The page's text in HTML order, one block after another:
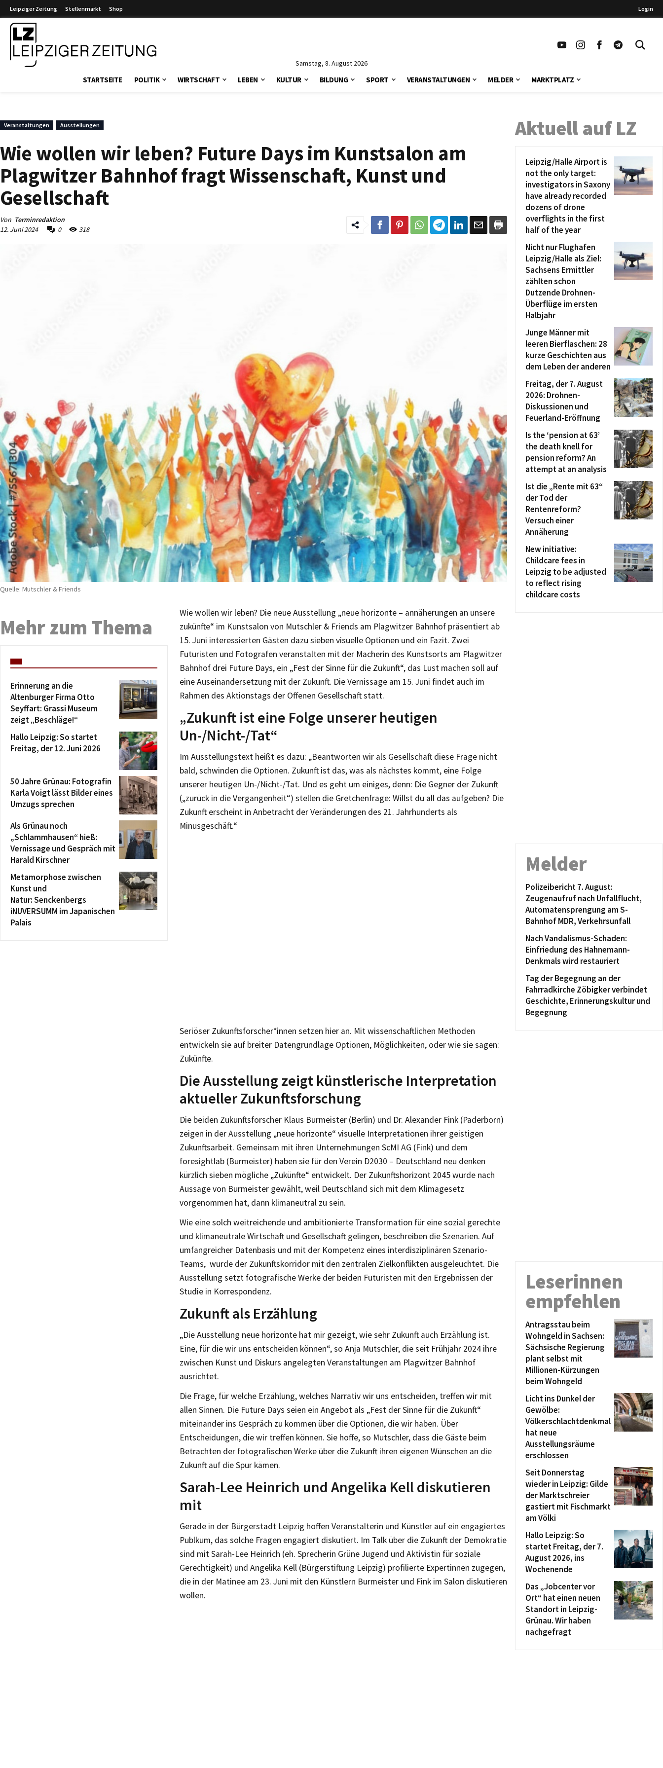
Leipziger Zeitung Stellenmarkt Shop Login
Samstag, 8. August 2026
STARTSEITE POLITIK WIRTSCHAFT LEBEN KULTUR BILDUNG SPORT VERANSTALTUNGEN MELDER MARKTPLATZ
Veranstaltungen Ausstellungen
Wie wollen wir leben? Future Days im Kunstsalon am
Plagwitzer Bahnhof fragt Wissenschaft, Kunst und
Gesellschaft
Von Terminredaktion
12. Juni 2024
0 318
Quelle: Mutschler & Friends
Wie wollen wir leben? Die neue Ausstellung „neue horizonte – annäherungen an unsere
zukünfte“ im Kunstsalon von Mutschler & Friends am Plagwitzer Bahnhof präsentiert ab
15. Juni interessierten Gästen dazu sieben visuelle Optionen und ein Fazit. Zwei
Futuristen und Fotografen veranstalten mit der Macherin des Kunstsorts am Plagwitzer
Bahnhof drei Future Days, ein „Fest der Sinne für die Zukunft“, das Lust machen soll auf
eine Auseinandersetzung mit der Zukunft. Die Vernissage am 15. Juni findet auch im
Rahmen des Aktionstags der Offenen Gesellschaft statt.
„Zukunft ist eine Folge unserer heutigen
Un-/Nicht-/Tat“
Im Ausstellungstext heißt es dazu: „Beantworten wir als Gesellschaft diese Frage nicht
bald, schwinden die Optionen. Zukunft ist das, was als nächstes kommt, eine Folge
unserer heutigen Un-/Nicht-/Tat. Und es geht um einiges, denn: Die Gegner der Zukunft
(„zurück in die Vergangenheit“) stellen die Gretchenfrage: Willst du all das aufgeben? Die
Zukunft erscheint in Anbetracht der Veränderungen des 21. Jahrhunderts als
Minusgeschäft.“
Seriöser Zukunftsforscher*innen setzen hier an. Mit wissenschaftlichen Methoden
entwickeln sie auf breiter Datengrundlage Optionen, Möglichkeiten, oder wie sie sagen:
Zukünfte.
Die Ausstellung zeigt künstlerische Interpretation
aktueller Zukunftsforschung
Die beiden Zukunftsforscher Klaus Burmeister (Berlin) und Dr. Alexander Fink (Paderborn)
zeigen in der Ausstellung „neue horizonte“ visuelle Interpretationen ihrer geistigen
Zukunftsarbeit. Gemeinsam mit ihren Unternehmungen ScMI AG (Fink) und dem
foresightlab (Burmeister) haben sie für den Verein D2030 – Deutschland neu denken
kürzlich sieben mögliche „Zukünfte“ entwickelt. Der Zukunftshorizont 2045 wurde nach
Aussage von Burmeister gewählt, weil Deutschland sich mit dem Klimagesetz
vorgenommen hat, dann klimaneutral zu sein.
Wie eine solch weitreichende und ambitionierte Transformation für eine sozial gerechte
und klimaneutrale Wirtschaft und Gesellschaft gelingen, beschreiben die Szenarien. Auf
umfangreicher Datenbasis und mit der Kompetenz eines interdisziplinären Szenario-
Teams, wurde der Zukunftskorridor mit den zentralen Zielkonflikten ausgeleuchtet. Die
Ausstellung setzt fotografische Werke der beiden Futuristen mit den Ergebnissen der
Studie in Korrespondenz.
Zukunft als Erzählung
„Die Ausstellung neue horizonte hat mir gezeigt, wie sehr Zukunft auch Erzählung ist.
Eine, für die wir uns entscheiden können“, so Anja Mutschler, die seit Frühjahr 2024 ihre
zwischen Kunst und Diskurs angelegten Veranstaltungen am Plagwitzer Bahnhof
ausrichtet.
Die Frage, für welche Erzählung, welches Narrativ wir uns entscheiden, treffen wir mit
allen Sinnen. Die Future Days seien ein Angebot als „Fest der Sinne für die Zukunft“
miteinander ins Gespräch zu kommen über die Optionen, die wir haben. Über
Entscheidungen, die wir treffen können. Sie hoffe, so Mutschler, dass die Gäste beim
Betrachten der fotografischen Werke über die Zukunft ihren eigenen Wünschen an die
Zukunft auf die Spur kämen.
Sarah-Lee Heinrich und Angelika Kell diskutieren
mit
Gerade in der Bürgerstadt Leipzig hoffen Veranstalterin und Künstler auf ein engagiertes
Publkum, das solche Fragen engagiert diskutiert. Im Talk über die Zukunft der Demokratie
sind mit Sarah-Lee Heinrich (eh. Sprecherin Grüne Jugend und Aktivistin für soziale
Gerechtigkeit) und Angelika Kell (Bürgerstiftung Leipzig) profilierte Expertinnen zugegen,
die in der Matinee am 23. Juni mit den Künstlern Burmeister und Fink im Salon diskutieren
wollen.
Mehr zum Thema
Erinnerung an die
Altenburger Firma Otto
Seyffart: Grassi Museum
zeigt „Beschläge!“
Hallo Leipzig: So startet
Freitag, der 12. Juni 2026
50 Jahre Grünau: Fotografin
Karla Voigt lässt Bilder eines
Umzugs sprechen
Als Grünau noch
„Schlammhausen“ hieß:
Vernissage und Gespräch mit
Harald Kirschner
Metamorphose zwischen
Kunst und
Natur: Senckenbergs
iNUVERSUMM im Japanischen
Palais
Aktuell auf LZ
Leipzig/Halle Airport is
not the only target:
investigators in Saxony
have already recorded
dozens of drone
overflights in the first
half of the year
Nicht nur Flughafen
Leipzig/Halle als Ziel:
Sachsens Ermittler
zählten schon
Dutzende Drohnen-
Überflüge im ersten
Halbjahr
Junge Männer mit
leeren Bierflaschen: 28
kurze Geschichten aus
dem Leben der anderen
Freitag, der 7. August
2026: Drohnen-
Diskussionen und
Feuerland-Eröffnung
Is the ‘pension at 63’
the death knell for
pension reform? An
attempt at an analysis
Ist die „Rente mit 63“
der Tod der
Rentenreform?
Versuch einer
Annäherung
New initiative:
Childcare fees in
Leipzig to be adjusted
to reflect rising
childcare costs
Melder
Polizeibericht 7. August:
Zeugenaufruf nach Unfallflucht,
Automatensprengung am S-
Bahnhof MDR, Verkehrsunfall
Nach Vandalismus-Schaden:
Einfriedung des Hahnemann-
Denkmals wird restauriert
Tag der Begegnung an der
Fahrradkirche Zöbigker verbindet
Geschichte, Erinnerungskultur und
Begegnung
Leserinnen
empfehlen
Antragsstau beim
Wohngeld in Sachsen:
Sächsische Regierung
plant selbst mit
Millionen-Kürzungen
beim Wohngeld
Licht ins Dunkel der
Gewölbe:
Völkerschlachtdenkmal
hat neue
Ausstellungsräume
erschlossen
Seit Donnerstag
wieder in Leipzig: Gilde
der Marktschreier
gastiert mit Fischmarkt
am Völki
Hallo Leipzig: So
startet Freitag, der 7.
August 2026, ins
Wochenende
Das „Jobcenter vor
Ort“ hat einen neuen
Standort in Leipzig-
Grünau. Wir haben
nachgefragt